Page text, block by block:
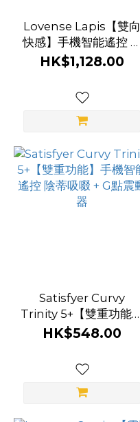
Lovense Lapis【雙向
快感】手機智能遙控 穿
戴式雙頭情侶按摩棒
HK$1,128.00
Satisfyer Curvy
Trinity 5+【雙重功能】
手機智能遙控 陰蒂吸啜
HK$548.00